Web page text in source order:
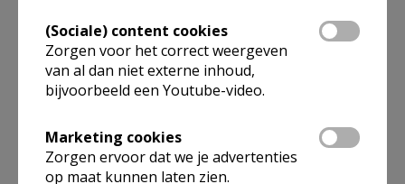
Artikel
Deel dit artikel
(Sociale) content cookies
Zorgen voor het correct weergeven
van al dan niet externe inhoud,
bijvoorbeeld een Youtube-video.
Marketing cookies
Zorgen ervoor dat we je advertenties
op maat kunnen laten zien.